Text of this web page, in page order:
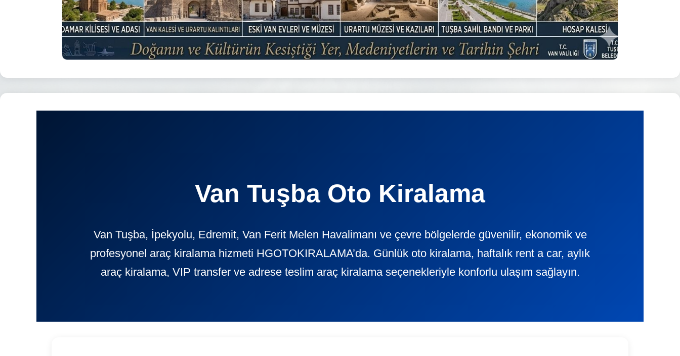
Van Tuşba Oto Kiralama
Van Tuşba, İpekyolu, Edremit, Van Ferit Melen Havalimanı ve çevre bölgelerde güvenilir, ekonomik ve
profesyonel araç kiralama hizmeti HGOTOKIRALAMA’da. Günlük oto kiralama, haftalık rent a car, aylık
araç kiralama, VIP transfer ve adrese teslim araç kiralama seçenekleriyle konforlu ulaşım sağlayın.